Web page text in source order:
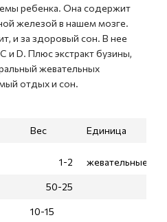
ребенка. Она содержит
железой в нашем мозге.
и за здоровый сон. В нее
и D. Плюс экстракт бузины,
жевательных
отдых и сон.
Вес Единица
1-2 жевательные
50-25
10-15